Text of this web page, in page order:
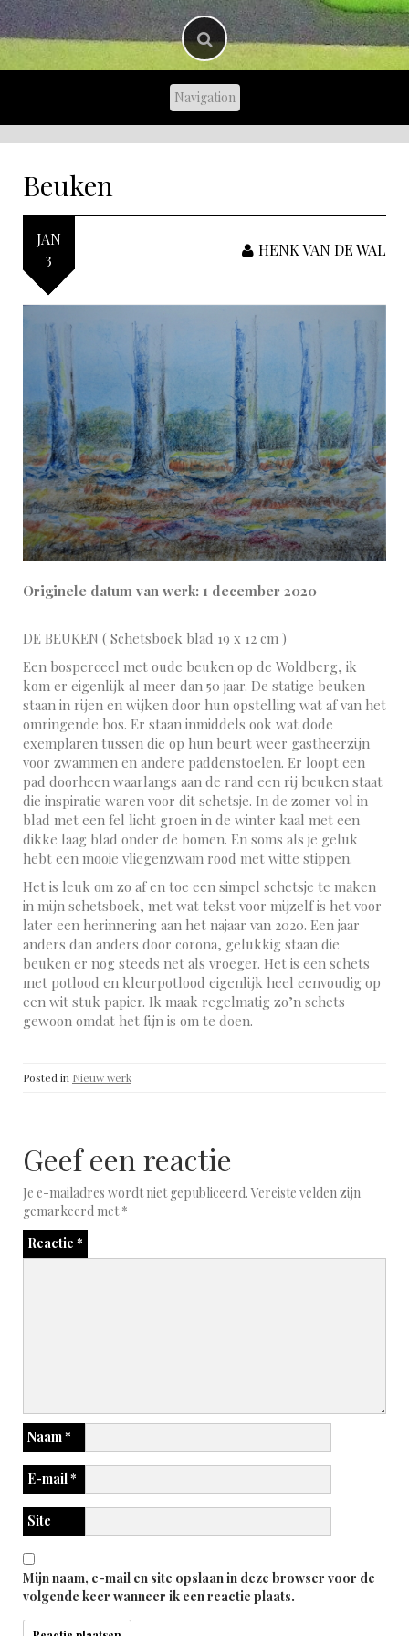
Beuken
JAN
3
HENK VAN DE WAL
Originele datum van werk: 1 december 2020
DE BEUKEN ( Schetsboek blad 19 x 12 cm )
Een bosperceel met oude beuken op de Woldberg, ik
kom er eigenlijk al meer dan 50 jaar. De statige beuken
staan in rijen en wijken door hun opstelling wat af van het
omringende bos. Er staan inmiddels ook wat dode
exemplaren tussen die op hun beurt weer gastheerzijn
voor zwammen en andere paddenstoelen. Er loopt een
pad doorheen waarlangs aan de rand een rij beuken staat
die inspiratie waren voor dit schetsje. In de zomer vol in
blad met een fel licht groen in de winter kaal met een
dikke laag blad onder de bomen. En soms als je geluk
hebt een mooie vliegenzwam rood met witte stippen.
Het is leuk om zo af en toe een simpel schetsje te maken
in mijn schetsboek, met wat tekst voor mijzelf is het voor
later een herinnering aan het najaar van 2020. Een jaar
anders dan anders door corona, gelukkig staan die
beuken er nog steeds net als vroeger. Het is een schets
met potlood en kleurpotlood eigenlijk heel eenvoudig op
een wit stuk papier. Ik maak regelmatig zo’n schets
gewoon omdat het fijn is om te doen.
Posted in Nieuw werk
Geef een reactie
Je e-mailadres wordt niet gepubliceerd. Vereiste velden zijn
gemarkeerd met*
Reactie *
Naam*
E-mail*
Site
Mijn naam, e-mail en site opslaan in deze browser voor de
volgende keer wanneer ik een reactie plaats.